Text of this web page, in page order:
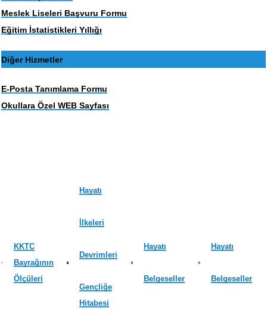
Meslek Liseleri Başvuru Formu
Eğitim İstatistikleri Yıllığı
Diğer Hizmetler
E-Posta Tanımlama Formu
Okullara Özel WEB Sayfası
KKTC
Bayrağının
Ölçüleri
Hayatı
İlkeleri
Devrimleri
Gençliğe
Hitabesi
Hayatı
Belgeseller
Hayatı
Belgeseller